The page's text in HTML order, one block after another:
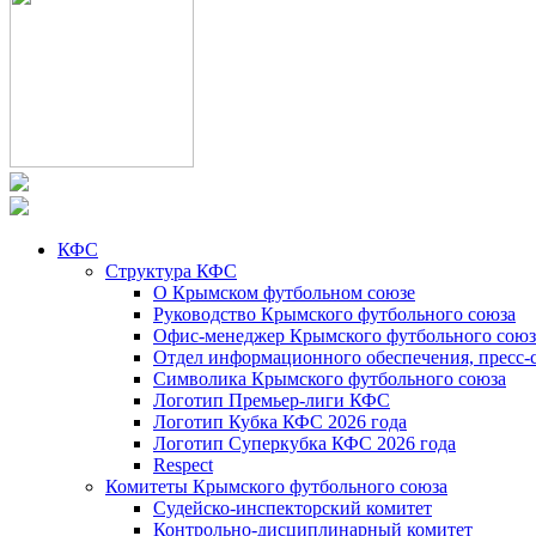
КФС
Структура КФС
О Крымском футбольном союзе
Руководство Крымского футбольного союза
Офис-менеджер Крымского футбольного
Отдел информационного обеспечения, пресс-
Символика Крымского футбольного союза
Логотип Премьер-лиги КФС
Логотип Кубка КФС 2026 года
Логотип Суперкубка КФС 2026 года
Respect
Комитеты Крымского футбольного союза
Судейско-инспекторский комитет
Контрольно-дисциплинарный комитет